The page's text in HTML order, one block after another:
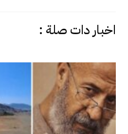
اخبار دات صلة :